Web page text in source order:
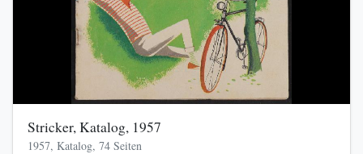
Stricker, Katalog, 1957
1957, Katalog, 74 Seiten